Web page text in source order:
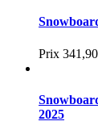
Prix
2025